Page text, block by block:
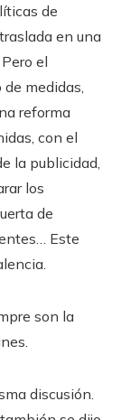
de
en una
el
medidas,
reforma
con el
la publicidad,
los
de
Este
son la
discusión.